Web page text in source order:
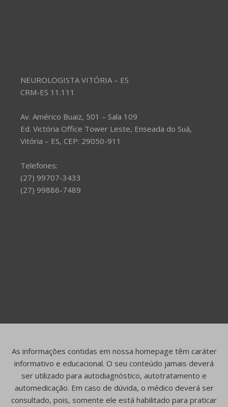
NEUROLOGISTA VITÓRIA – ES
CRM-ES 11.111
Av. Américo Buaiz, 501 – Sala 109
Ed. Victória Office Tower Leste, Enseada do Suá,
Vitória – ES, CEP: 29050-911
Telefones:
(27) 99707-3433
(27) 99886-7489
As informações contidas em nossa homepage têm caráter
informativo e educacional. O seu conteúdo jamais deverá
ser utilizado para autodiagnóstico, autotratamento e
automedicação. Em caso de dúvida, o médico deverá ser
consultado, pois, somente ele está habilitado para praticar